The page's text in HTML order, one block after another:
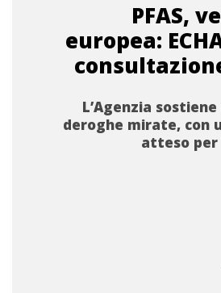
PFAS,
europea:
L’Agenzia
deroghe mirate, con
atteso per